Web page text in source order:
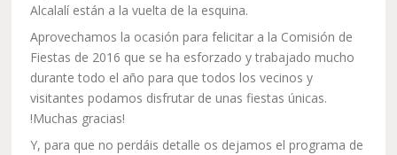
Alcalalí están a la vuelta de la esquina.
Aprovechamos la ocasión para felicitar a la Comisión de
Fiestas de 2016 que se ha esforzado y trabajado mucho
durante todo el año para que todos los vecinos y
visitantes podamos disfrutar de unas fiestas únicas.
!Muchas gracias!
Y, para que no perdáis detalle os dejamos el programa de